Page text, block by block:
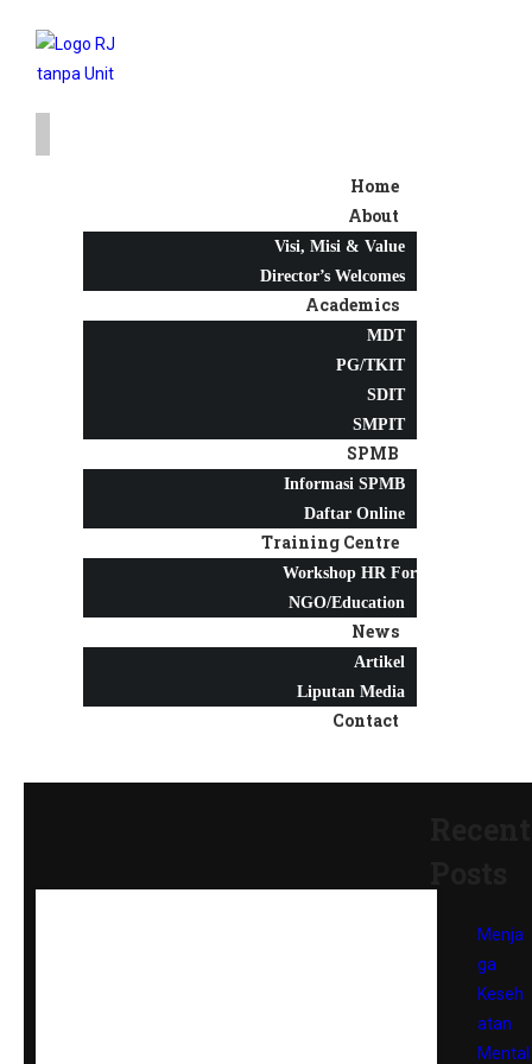
Home
About
Visi, Misi & Value
Director’s Welcomes
Academics
MDT
PG/TKIT
SDIT
SMPIT
SPMB
Informasi SPMB
Daftar Online
Training Centre
Workshop HR For
NGO/Education
News
Artikel
Liputan Media
Contact
Menja
ga
Keseh
atan
Mental